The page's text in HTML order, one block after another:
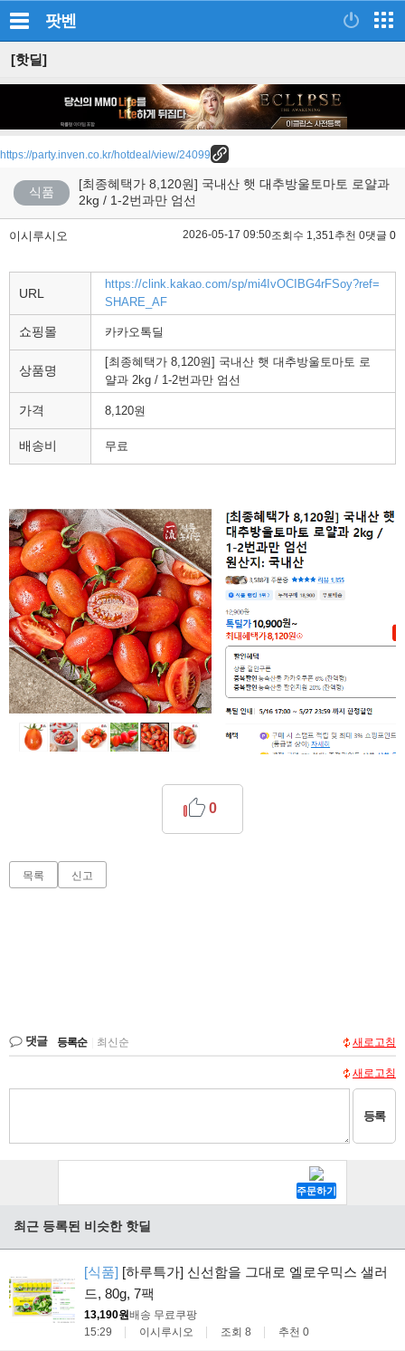
팟벤
[핫딜]
https://party.inven.co.kr/hotdeal/view/24099
식품
[최종혜택가 8,120원] 국내산 햇 대추방울토마토 로얄과
2kg / 1-2번과만 엄선
이시루시오 2026-05-17 09:50조회수 1,351추천 0댓글 0
URL
https://clink.kakao.com/sp/mi4IvOCIBG4rFSoy?ref=
SHARE_AF
쇼핑몰 카카오톡딜
상품명
[최종혜택가 8,120원] 국내산 햇 대추방울토마토 로
얄과 2kg / 1-2번과만 엄선
가격 8,120원
배송비 무료
0
목록 신고
댓글 등록순 최신순 새로고침
새로고침
등록
최근 등록된 비슷한 핫딜
[식품] [하루특가] 신선함을 그대로 엘로우믹스 샐러
드, 80g, 7팩
13,190원배송 무료쿠팡
15:29
이시루시오 조회 8 추천 0